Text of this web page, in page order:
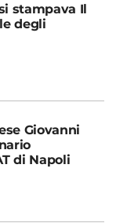
stampava Il
degli
Giovanni
di Napoli